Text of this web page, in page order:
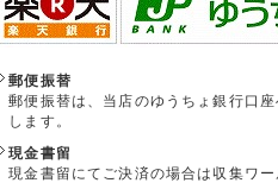
郵便振替
郵便振替は、当店のゆうちょ銀行口
します。
現金書留
現金書留にてご決済の場合は収集ワ